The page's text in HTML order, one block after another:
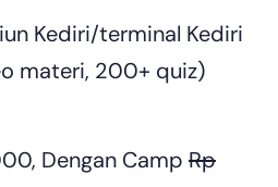
Kediri/terminal Kediri
materi, 200+ quiz)
Dengan Camp Rp